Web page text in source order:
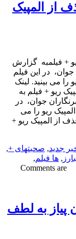
از المپیک
+ فیلمبه گزارش
در این فیلم
می بینید. لینک
ریو + فیلم به
جوان، در
ریو را می
از المپیک ریو +
جدید,صحبتهای +,
, ها فیلم,
Comments are
پیاز به لطف